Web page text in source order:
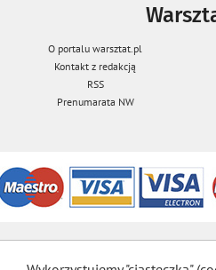
O portalu warsztat.pl
Kontakt z redakcją
RSS
Prenumarata NW